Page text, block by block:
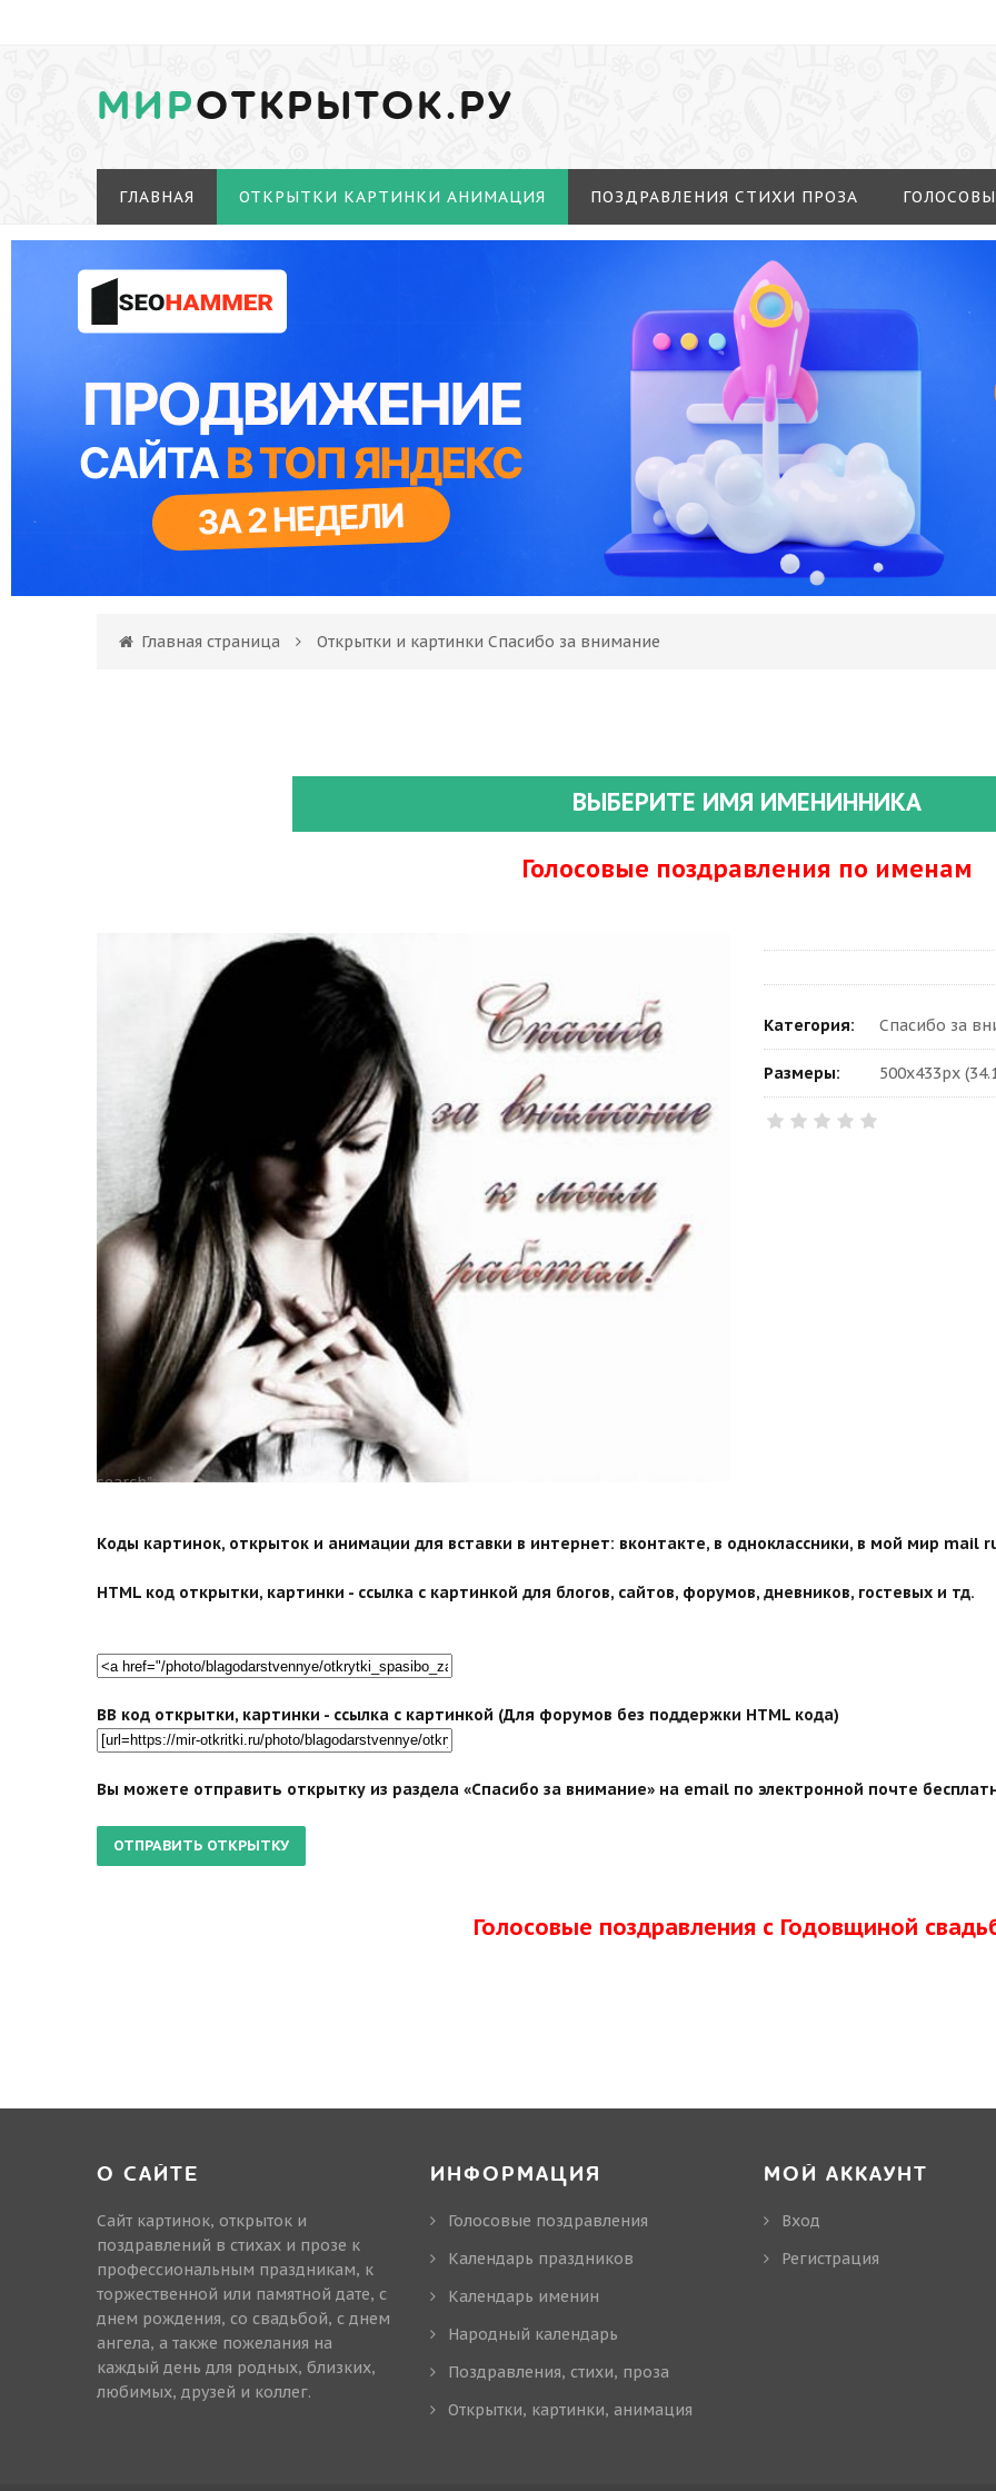
МИРОТКРЫТОК.РУ
ГЛАВНАЯ ОТКРЫТКИ КАРТИНКИ АНИМАЦИЯ ПОЗДРАВЛЕНИЯ СТИХИ ПРОЗА
Главная страница Открытки и картинки Спасибо за внимание
ВЫБЕРИТЕ ИМЯ ИМЕНИННИКА
Голосовые поздравления по именам
search">
Категория: Спасибо за
Размеры: 500x433px
Коды картинок, открыток и анимации для вставки в интернет: вконтакте, в одноклассники, в мой мир mail
HTML код открытки, картинки - ссылка с картинкой для блогов, сайтов, форумов, дневников, гостевых и тд.
BB код открытки, картинки - ссылка с картинкой (Для форумов без поддержки HTML кода)
Вы можете отправить открытку из раздела «Спасибо за внимание» на email по электронной почте
Голосовые поздравления с Годовщиной
О САЙТЕ
Сайт картинок, открыток и
поздравлений в стихах и прозе к
профессиональным праздникам, к
торжественной или памятной дате, с
днем рождения, со свадьбой, с днем
ангела, а также пожелания на
каждый день для родных, близких,
любимых, друзей и коллег.
ИНФОРМАЦИЯ
Голосовые поздравления
Календарь праздников
Календарь именин
Народный календарь
Поздравления, стихи, проза
Открытки, картинки, анимация
МОЙ АККАУНТ
Вход
Регистрация